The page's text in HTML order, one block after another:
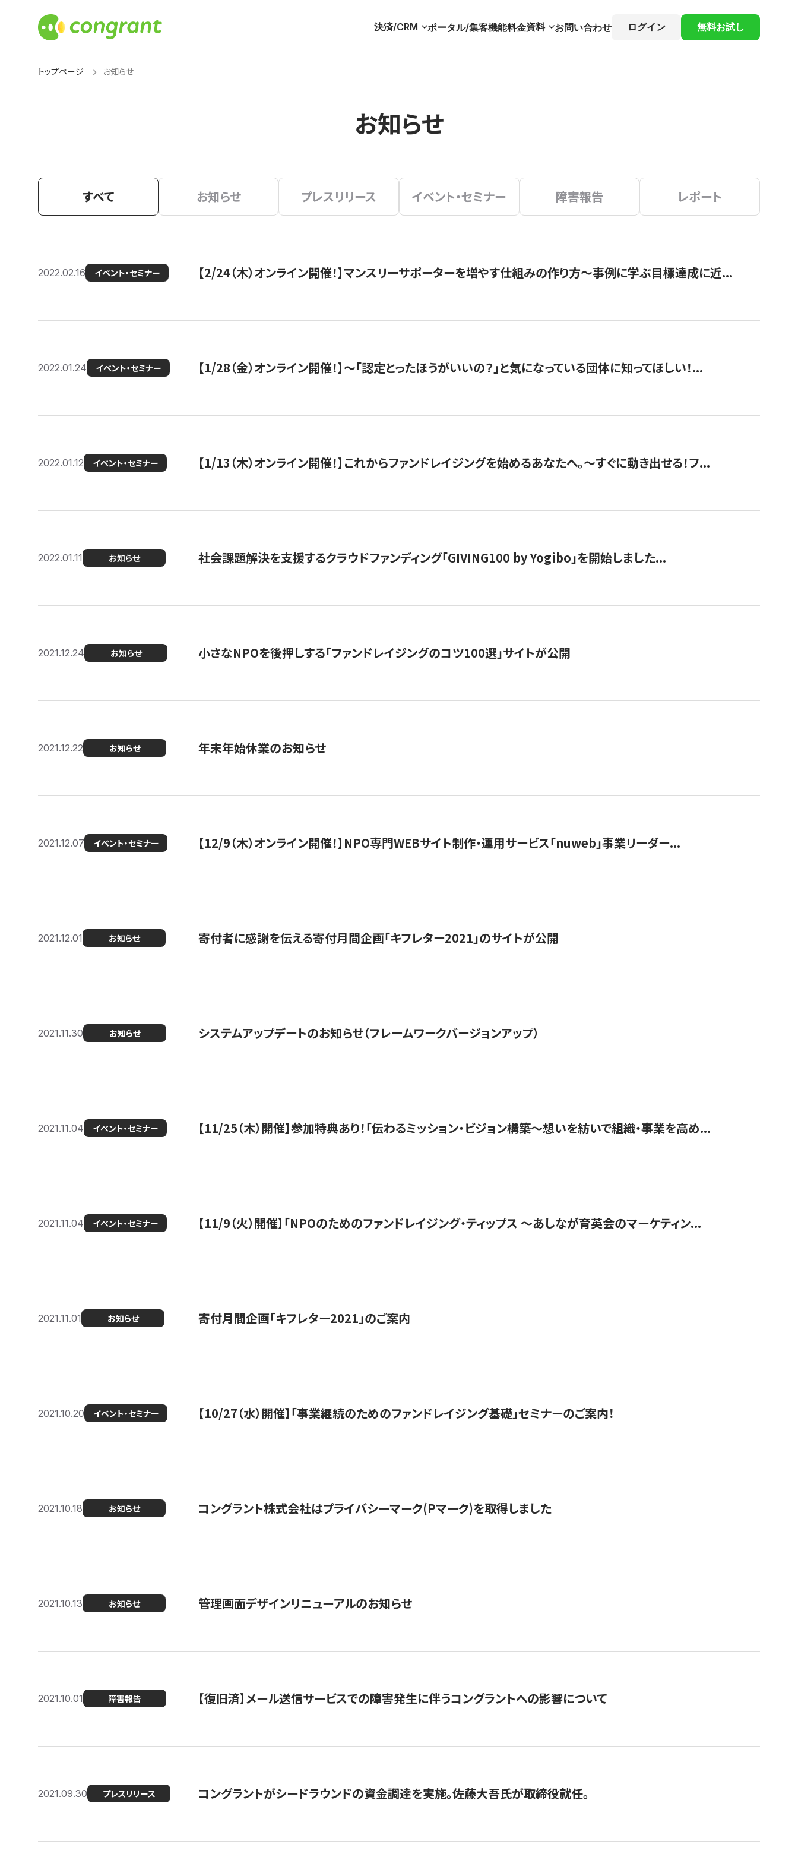
決済/CRM ポータル/集客機能料金資料 お問い合わせ ログイン 無料お試し
トップページ お知らせ
お知らせ
すべて お知らせ プレスリリース イベント・セミナー 障害報告 レポート
2022.02.16 イベント・セミナー 【2/24（木）オンライン開催！】マンスリーサポーターを増やす仕組みの作り方〜事例に学ぶ目標達成に近...
2022.01.24 イベント・セミナー 【1/28（金）オンライン開催！】〜「認定とったほうがいいの？」と気になっている団体に知ってほしい！...
2022.01.12 イベント・セミナー 【1/13（木）オンライン開催！】これからファンドレイジングを始めるあなたへ。〜すぐに動き出せる！フ...
2022.01.11 お知らせ 社会課題解決を支援するクラウドファンディング「GIVING100 by Yogibo」を開始しました...
2021.12.24 お知らせ 小さなNPOを後押しする「ファンドレイジングのコツ100選」サイトが公開
2021.12.22 お知らせ 年末年始休業のお知らせ
2021.12.07 イベント・セミナー 【12/9（木）オンライン開催！】NPO専門WEBサイト制作・運用サービス「nuweb」事業リーダー...
2021.12.01 お知らせ 寄付者に感謝を伝える寄付月間企画「キフレター2021」のサイトが公開
2021.11.30 お知らせ システムアップデートのお知らせ（フレームワークバージョンアップ）
2021.11.04 イベント・セミナー 【11/25（木）開催】参加特典あり！「伝わるミッション・ビジョン構築〜想いを紡いで組織・事業を高め...
2021.11.04 イベント・セミナー 【11/9（火）開催】「NPOのためのファンドレイジング・ティップス 〜あしなが育英会のマーケティン...
2021.11.01 お知らせ 寄付月間企画「キフレター2021」のご案内
2021.10.20 イベント・セミナー 【10/27（水）開催】「事業継続のためのファンドレイジング基礎」セミナーのご案内！
2021.10.18 お知らせ コングラント株式会社はプライバシーマーク(Pマーク)を取得しました
2021.10.13 お知らせ 管理画面デザインリニューアルのお知らせ
2021.10.01 障害報告 【復旧済】メール送信サービスでの障害発生に伴うコングラントへの影響について
2021.09.30 プレスリリース コングラントがシードラウンドの資金調達を実施。佐藤大吾氏が取締役就任。